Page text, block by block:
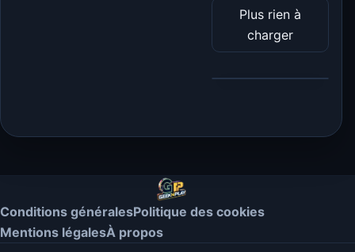
Plus rien à
charger
Conditions généralesPolitique des cookies
Mentions légalesÀ propos